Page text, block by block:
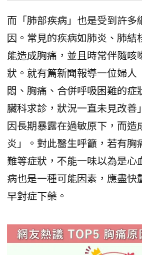
而「肺部疾病」也是受到許多
因。常見的疾病如肺炎、肺結
能造成胸痛，並且時常伴隨咳
狀。就有篇新聞報導一位婦人
悶、胸痛、合併呼吸困難的症
臟科求診，狀況一直未見改善
因長期暴露在過敏原下，而造
炎」。對此醫生呼籲，若有胸
難等症狀，不能一味以為是心
病也是一種可能因素，應盡快
早對症下藥。